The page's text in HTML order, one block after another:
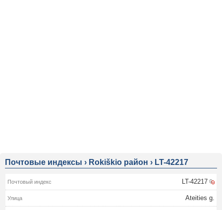
Почтовые индексы › Rokiškio район › LT-42217
LT-42217
Ateities g.